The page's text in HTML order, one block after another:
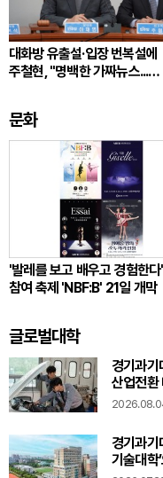
대화방 유출설·입장 번복설에
주철현, "명백한 가짜뉴스...
문화
'발레를 보고 배우고 경험한
참여 축제 'NBF:B' 21일 개막
글로벌대학
경기과기
산업전환
경기과기
기술대학